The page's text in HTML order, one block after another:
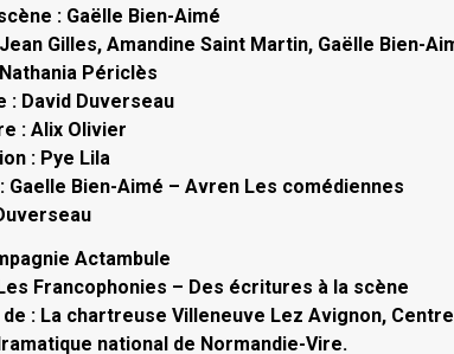
: Gaëlle Bien-Aimé
Gilles, Amandine Saint Martin, Gaëlle Bien-
Périclès
: David Duverseau
: Alix Olivier
: Pye Lila
Gaelle Bien-Aimé – Avren Les comédiennes
Actambule
Francophonies – Des écritures à la scène
: La chartreuse Villeneuve Lez Avignon,
national de Normandie-Vire.